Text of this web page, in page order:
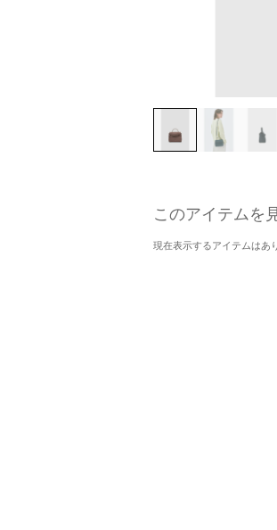
このアイテムを
現在表示するアイテムはあ